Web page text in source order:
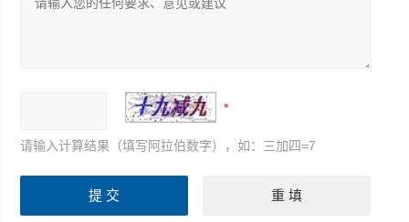
请输入计算结果（填写阿拉伯数字），如：三加四=7